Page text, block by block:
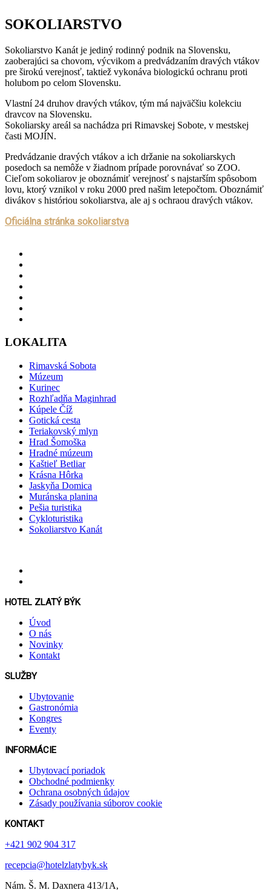
SOKOLIARSTVO
Sokoliarstvo Kanát je jediný rodinný podnik na Slovensku,
zaoberajúci sa chovom, výcvikom a predvádzaním dravých vtákov
pre širokú verejnosť, taktiež vykonáva biologickú ochranu proti
holubom po celom Slovensku.
Vlastní 24 druhov dravých vtákov, tým má najväčšiu kolekciu
dravcov na Slovensku.
Sokoliarsky areál sa nachádza pri Rimavskej Sobote, v mestskej
časti MOJÍN.
Predvádzanie dravých vtákov a ich držanie na sokoliarskych
posedoch sa nemôže v žiadnom prípade porovnávať so ZOO.
Cieľom sokoliarov je oboznámiť verejnosť s najstarším spôsobom
lovu, ktorý vznikol v roku 2000 pred našim letepočtom. Oboznámiť
divákov s históriou sokoliarstva, ale aj s ochraou dravých vtákov.
Oficiálna stránka sokoliarstva
LOKALITA
Rimavská Sobota
Múzeum
Kurinec
Rozhľadňa Maginhrad
Kúpele Číž
Gotická cesta
Teriakovský mlyn
Hrad Šomoška
Hradné múzeum
Kaštieľ Betliar
Krásna Hôrka
Jaskyňa Domica
Muránska planina
Pešia turistika
Cykloturistika
Sokoliarstvo Kanát
HOTEL ZLATÝ BÝK
Úvod
O nás
Novinky
Kontakt
SLUŽBY
Ubytovanie
Gastronómia
Kongres
Eventy
INFORMÁCIE
Ubytovací poriadok
Obchodné podmienky
Ochrana osobných údajov
Zásady používania súborov cookie
KONTAKT
+421 902 904 317
recepcia@hotelzlatybyk.sk
Nám. Š. M. Daxnera 413 /1A,